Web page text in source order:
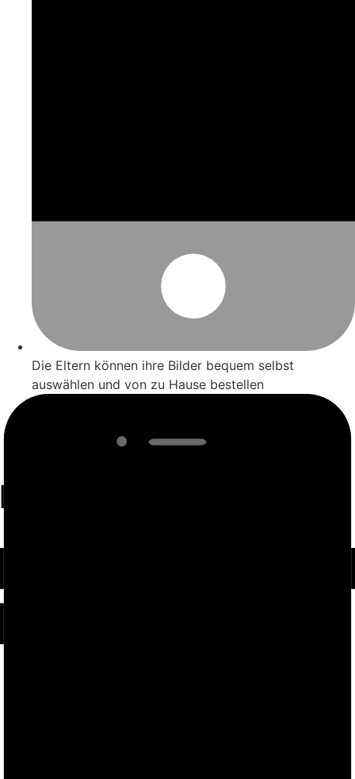
Die Eltern können ihre Bilder bequem selbst
auswählen und von zu Hause bestellen